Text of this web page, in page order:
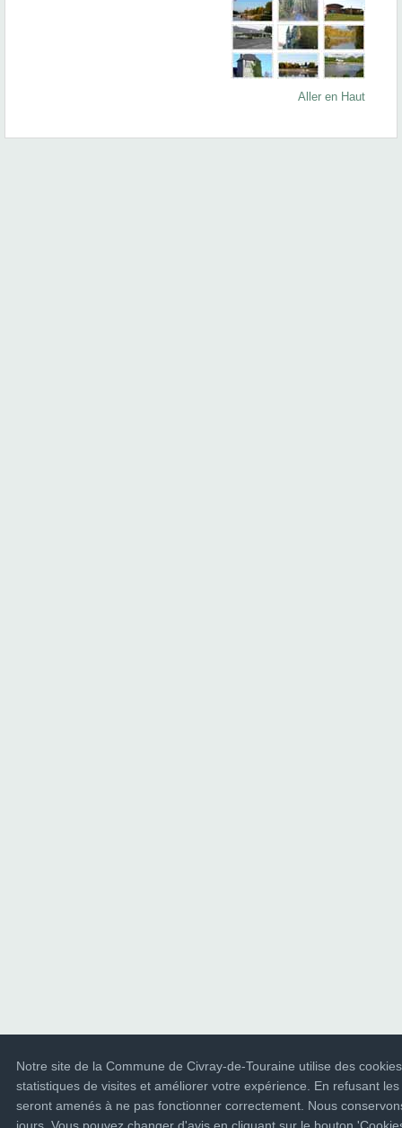
Aller en Haut
Notre site de la Commune de Civray-de-Touraine utilise des
statistiques de visites et améliorer votre expérience. En refusant
seront amenés à ne pas fonctionner correctement. Nous